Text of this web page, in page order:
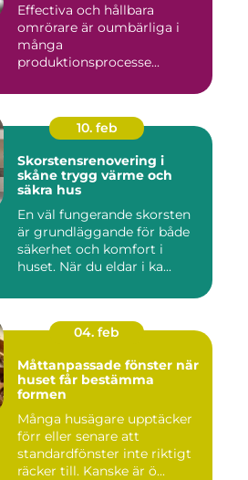
Effectiva och hållbara
omrörare är oumbärliga i
många
produktionsprocesse...
10. feb
Skorstensrenovering i
skåne trygg värme och
säkra hus
En väl fungerande skorsten
är grundläggande för både
säkerhet och komfort i
huset. När du eldar i ka...
04. feb
Måttanpassade fönster när
huset får bestämma
formen
Många husägare upptäcker
förr eller senare att
standardfönster inte riktigt
räcker till. Kanske är ö...